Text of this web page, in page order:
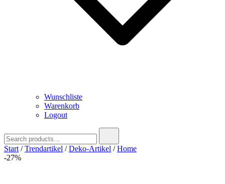
Wunschliste
Warenkorb
Logout
for:
Start /Trendartikel /Deko-Artikel /Home
-27%